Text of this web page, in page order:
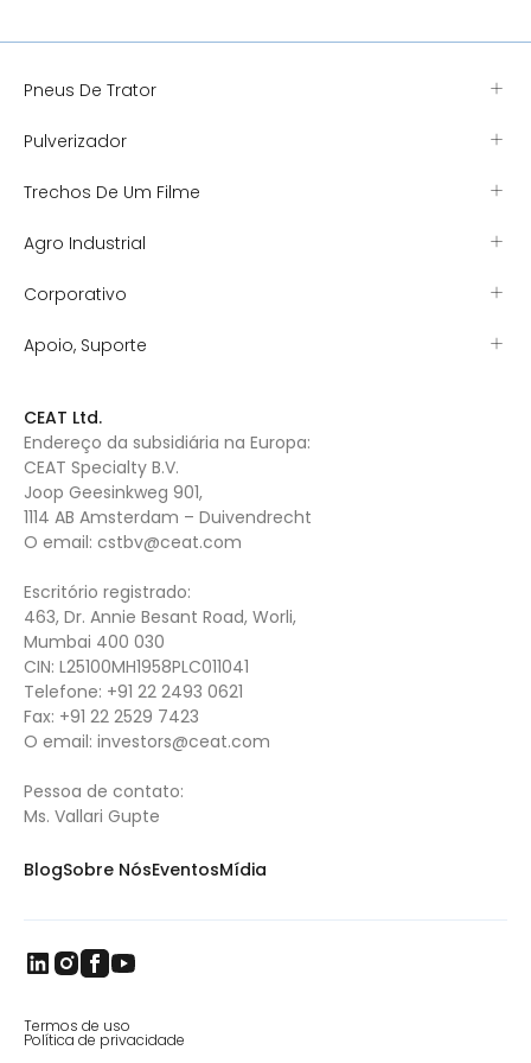
Pneus De Trator
Pulverizador
Trechos De Um Filme
Agro Industrial
Corporativo
Apoio, Suporte
CEAT Ltd.
Endereço da subsidiária na Europa:
CEAT Specialty B.V.
Joop Geesinkweg 901,
1114 AB Amsterdam – Duivendrecht
O email: cstbv@ceat.com
Escritório registrado:
463, Dr. Annie Besant Road, Worli,
Mumbai 400 030
CIN: L25100MH1958PLC011041
Telefone: +91 22 2493 0621
Fax: +91 22 2529 7423
O email: investors@ceat.com
Pessoa de contato:
Ms. Vallari Gupte
BlogSobre NósEventosMídia
Termos de uso
Política de privacidade